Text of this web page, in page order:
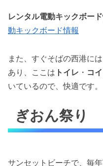
レンタル電動キックボー
動キックボード情報
また、すぐそばの西港には
あり、ここは トイレ ・ コ
いているので、快適です。
ぎおん祭り
サンセットビーチで、毎年